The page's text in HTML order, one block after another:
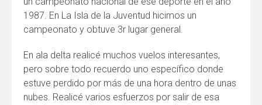
1987. En La Isla de la Juventud hicimos un
campeonato y obtuve 3r lugar general.
En ala delta realicé muchos vuelos interesantes,
pero sobre todo recuerdo uno específico donde
estuve perdido por más de una hora dentro de unas
nubes. Realicé varios esfuerzos por salir de esa